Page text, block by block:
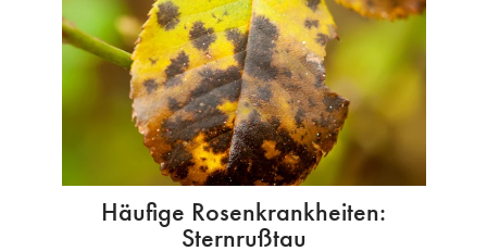
Häufige Rosenkrankheiten:
Sternrußtau